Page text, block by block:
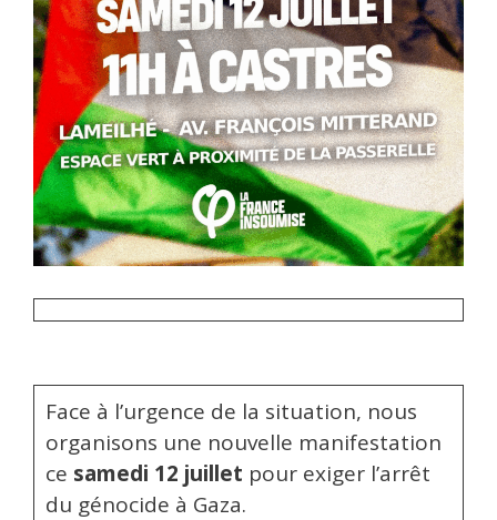
Face à l’urgence de la situation, nous
organisons une nouvelle manifestation
ce samedi 12 juillet pour exiger l’arrêt
du génocide à Gaza.